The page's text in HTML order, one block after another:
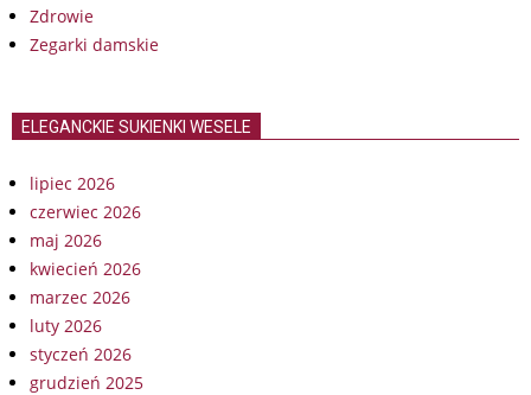
Zdrowie
Zegarki damskie
ELEGANCKIE SUKIENKI WESELE
lipiec 2026
czerwiec 2026
maj 2026
kwiecień 2026
marzec 2026
luty 2026
styczeń 2026
grudzień 2025